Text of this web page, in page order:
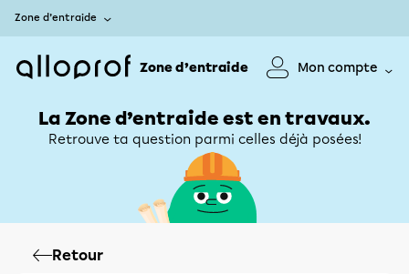
Zone d’entraide
Zone d’entraide Mon compte
La Zone d’entraide est en travaux.
Retrouve ta question parmi celles déjà posées!
Retour